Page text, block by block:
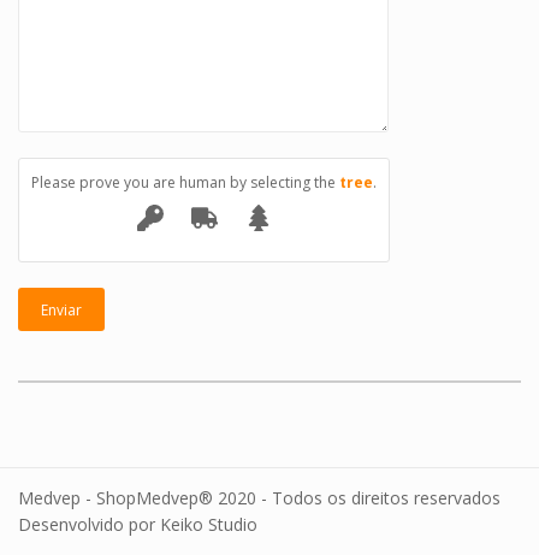
Please prove you are human by selecting the tree.
Medvep - ShopMedvep® 2020 - Todos os direitos reservados
Desenvolvido por Keiko Studio